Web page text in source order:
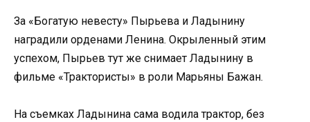
За «Богатую невесту» Пырьева и Ладынину
наградили орденами Ленина. Окрыленный этим
успехом, Пырьев тут же снимает Ладынину в
фильме «Трактористы» в роли Марьяны Бажан.
На съемках Ладынина сама водила трактор, без